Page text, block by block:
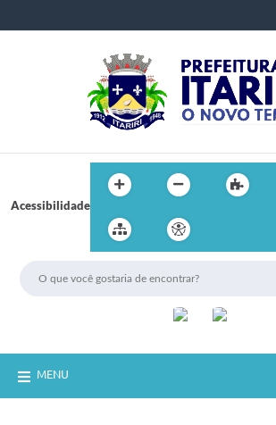
Acessibilidade
MENU